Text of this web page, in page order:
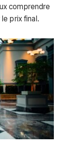
comprendre
prix final.